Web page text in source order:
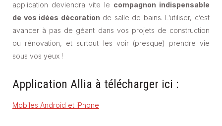
application deviendra vite le compagnon indispensable
de vos idées décoration de salle de bains. L’utiliser, c’est
avancer à pas de géant dans vos projets de construction
ou rénovation, et surtout les voir (presque) prendre vie
sous vos yeux !
Application Allia à télécharger ici :
Mobiles Android et iPhone